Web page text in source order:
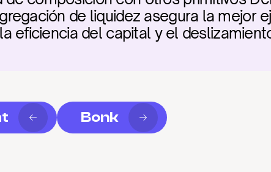
de liquidez asegura la mejor
eficiencia del capital y el
Bonk